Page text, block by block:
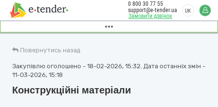
Замовити дзвінок
0 800 30 77 55
support@e-tender.ua
UK
Повернутись назад
Закупівлю оголошено - 18-02-2026, 15:32. Дата останніх змін -
11-03-2026, 15:18
Конструкційні матеріали